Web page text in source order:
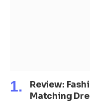
Review:
Matching